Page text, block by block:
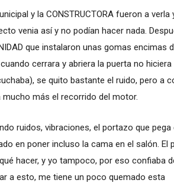
y la CONSTRUCTORA fueron a
venia así y no podían hacer nada.
que instalaron unas gomas encimas
cerrara y abriera la puerta no hiciera
se quito bastante el ruido, pero a
más el recorrido del motor.
ruidos, vibraciones, el portazo que
en poner incluso la cama en el salón. El
qué hacer, y yo tampoco, por eso confiaba
a esto, me tiene un poco quemado esta